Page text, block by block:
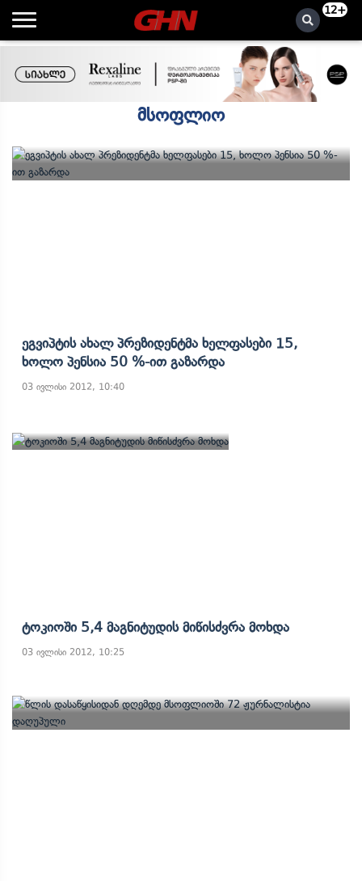
12+
მსოფლიო
Ეგვიპტის Ახალ Პრეზიდენტმა Ხელფასები 15,
Ხოლო Პენსია 50 %-Ით Გაზარდა
03 ივლისი 2012, 10:40
Ტოკიოში 5,4 Მაგნიტუდის Მიწისძვრა Მოხდა
03 ივლისი 2012, 10:25